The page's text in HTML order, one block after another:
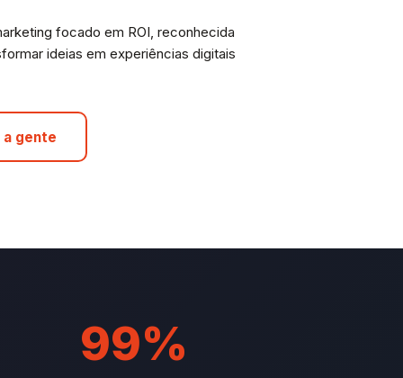
focado em ROI, reconhecida
ideias em experiências digitais
a gente
99%